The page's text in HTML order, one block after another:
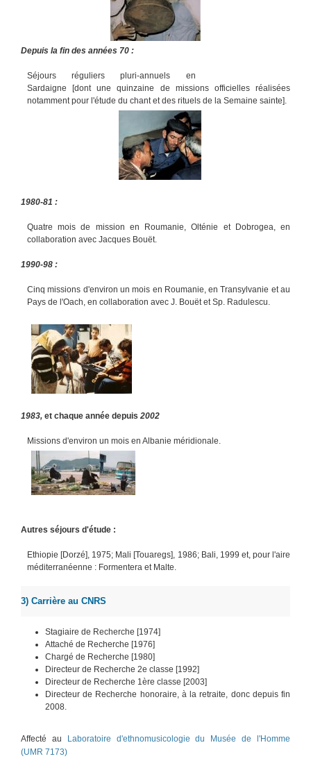
Depuis la fin des années 70 :
Séjours réguliers pluri-annuels en
Sardaigne [dont une quinzaine de missions officielles réalisées
notamment pour l'étude du chant et des rituels de la Semaine sainte].
1980-81 :
Quatre mois de mission en Roumanie, Olténie et Dobrogea, en
collaboration avec Jacques Bouët.
1990-98 :
Cinq missions d'environ un mois en Roumanie, en Transylvanie et au
Pays de l'Oach, en collaboration avec J. Bouët et Sp. Radulescu.
1983, et chaque année depuis 2002
Missions d'environ un mois en Albanie méridionale.
Autres séjours d'étude :
Ethiopie [Dorzé], 1975; Mali [Touaregs], 1986; Bali, 1999 et, pour l'aire
méditerranéenne : Formentera et Malte.
3) Carrière au CNRS
Stagiaire de Recherche [1974]
Attaché de Recherche [1976]
Chargé de Recherche [1980]
Directeur de Recherche 2e classe [1992]
Directeur de Recherche 1ère classe [2003]
Directeur de Recherche honoraire, à la retraite, donc depuis fin
2008.
Affecté au
Laboratoire d'ethnomusicologie du Musée de l'Homme
(UMR 7173)